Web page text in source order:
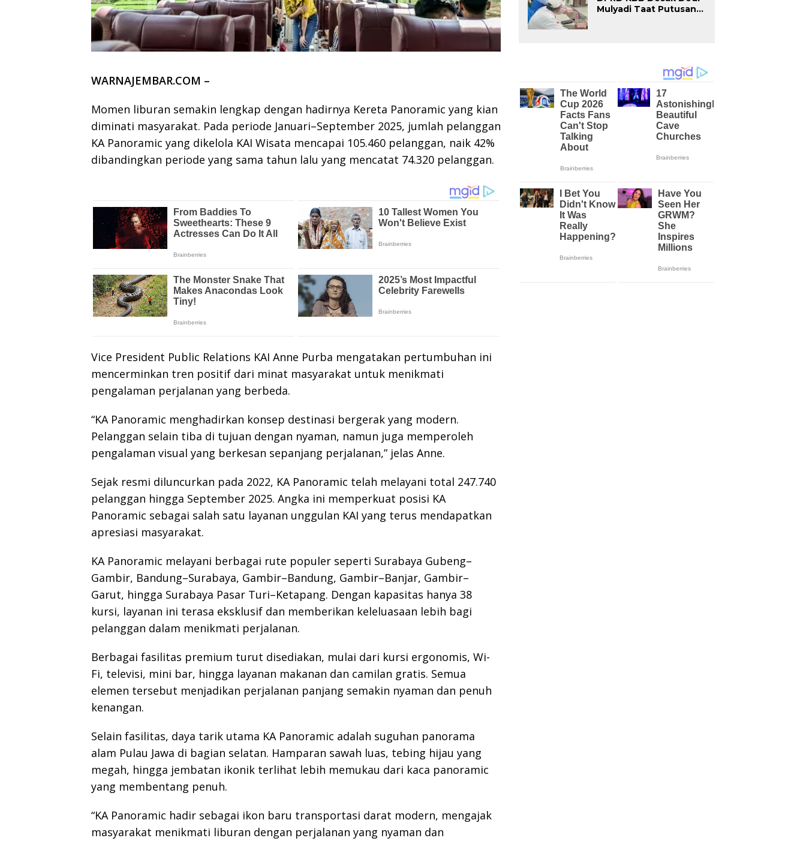
WARNAJEMBAR.COM –
Momen liburan semakin lengkap dengan hadirnya Kereta Panoramic yang kian
diminati masyarakat. Pada periode Januari–September 2025, jumlah pelanggan
KA Panoramic yang dikelola KAI Wisata mencapai 105.460 pelanggan, naik 42%
dibandingkan periode yang sama tahun lalu yang mencatat 74.320 pelanggan.
Vice President Public Relations KAI Anne Purba mengatakan pertumbuhan ini
mencerminkan tren positif dari minat masyarakat untuk menikmati
pengalaman perjalanan yang berbeda.
“KA Panoramic menghadirkan konsep destinasi bergerak yang modern.
Pelanggan selain tiba di tujuan dengan nyaman, namun juga memperoleh
pengalaman visual yang berkesan sepanjang perjalanan,” jelas Anne.
Sejak resmi diluncurkan pada 2022, KA Panoramic telah melayani total 247.740
pelanggan hingga September 2025. Angka ini memperkuat posisi KA
Panoramic sebagai salah satu layanan unggulan KAI yang terus mendapatkan
apresiasi masyarakat.
KA Panoramic melayani berbagai rute populer seperti Surabaya Gubeng–
Gambir, Bandung–Surabaya, Gambir–Bandung, Gambir–Banjar, Gambir–
Garut, hingga Surabaya Pasar Turi–Ketapang. Dengan kapasitas hanya 38
kursi, layanan ini terasa eksklusif dan memberikan keleluasaan lebih bagi
pelanggan dalam menikmati perjalanan.
Berbagai fasilitas premium turut disediakan, mulai dari kursi ergonomis, Wi-
Fi, televisi, mini bar, hingga layanan makanan dan camilan gratis. Semua
elemen tersebut menjadikan perjalanan panjang semakin nyaman dan penuh
kenangan.
Selain fasilitas, daya tarik utama KA Panoramic adalah suguhan panorama
alam Pulau Jawa di bagian selatan. Hamparan sawah luas, tebing hijau yang
megah, hingga jembatan ikonik terlihat lebih memukau dari kaca panoramic
yang membentang penuh.
“KA Panoramic hadir sebagai ikon baru transportasi darat modern, mengajak
masyarakat menikmati liburan dengan perjalanan yang nyaman dan
Mulyadi Taat Putusan